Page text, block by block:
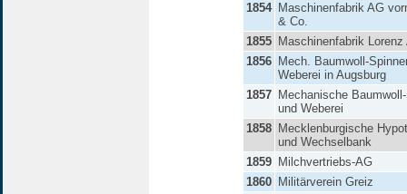
1854 Maschinenfabrik AG
& Co.
1855 Maschinenfabrik Lorenz
1856 Mech. Baumwoll-
Weberei in Augsburg
1857 Mechanische
und Weberei
1858 Mecklenburgische
und Wechselbank
1859 Milchvertriebs-AG
1860 Militärverein Greiz